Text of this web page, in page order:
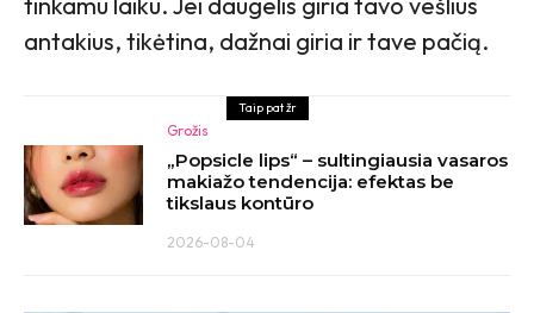
antakius, tikėtina, dažnai giria ir tave pačią.
Taip pat žr
Grožis
„Popsicle lips“ – sultingiausia vasaros
makiažo tendencija: efektas be
tikslaus kontūro
2026-08-04